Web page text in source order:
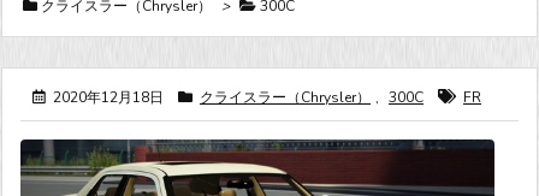
クライスラー（Chrysler）
> 300C
2020年12月18日 クライスラー（Chrysler） , 300C FR